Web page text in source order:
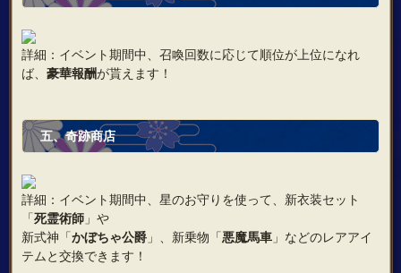
詳細：イベント期間中、召喚回数に応じて順位が上位になれ
ば、 豪華報酬が貰えます！
五、奇跡商店
詳細：イベント期間中、星のお守りを使って、新衣装セット
「死霊術師」や
新式神「かぼ​​​​​​​ちゃ公爵」、新乗物「悪魔馬車」などのレアアイ
テムと交換できます！